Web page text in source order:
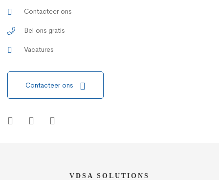
Contacteer ons
Bel ons gratis
Vacatures
Contacteer ons
VDSA SOLUTIONS